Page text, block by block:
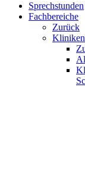
Sprechstunden
Fachbereiche
Zurück